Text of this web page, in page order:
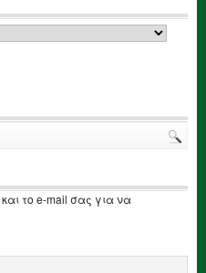
το e-mail σας για να